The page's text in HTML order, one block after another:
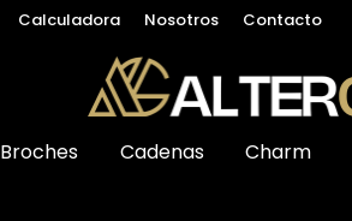
Calculadora Nosotros Contacto
Broches Cadenas Charm